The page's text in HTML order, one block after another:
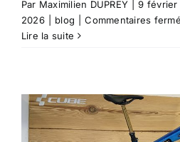
Par Maximilien DUPREY
9 février
2026
blog Commentaires
Lire la suite